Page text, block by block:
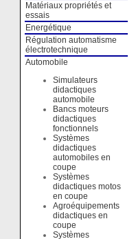
Matériaux propriétés et
essais
Energétique
Régulation automatisme
électrotechnique
Automobile
Simulateurs
didactiques
automobile
Bancs moteurs
didactiques
fonctionnels
Systèmes
didactiques
automobiles en
coupe
Systèmes
didactiques motos
en coupe
Agroéquipements
didactiques en
coupe
Systèmes